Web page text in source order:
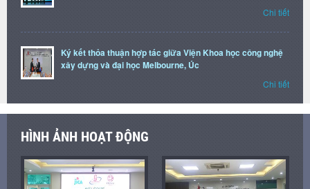
Chi tiết
Ký kết thỏa thuận hợp tác giữa Viện Khoa học công nghệ
xây dựng và đại học Melbourne, Úc
Chi tiết
HÌNH ẢNH HOẠT ĐỘNG